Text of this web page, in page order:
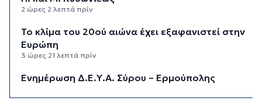
2 ώρες 2 λεπτά πρίν
Το κλίμα του 20ού αιώνα έχει εξαφανιστεί στην
Ευρώπη
3 ώρες 21 λεπτά πρίν
Ενημέρωση Δ.Ε.Υ.Α. Σύρου – Ερμούπολης